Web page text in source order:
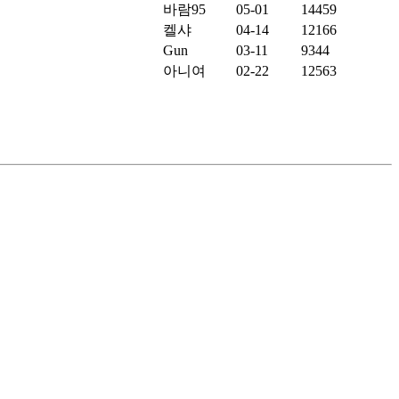
바람95 05-01
14459
켈샤
04-14
12166
Gun
03-11
9344
아니여
02-22 12563